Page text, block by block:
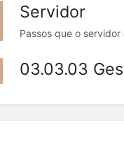
Servidor
Passos que o
03.03.03